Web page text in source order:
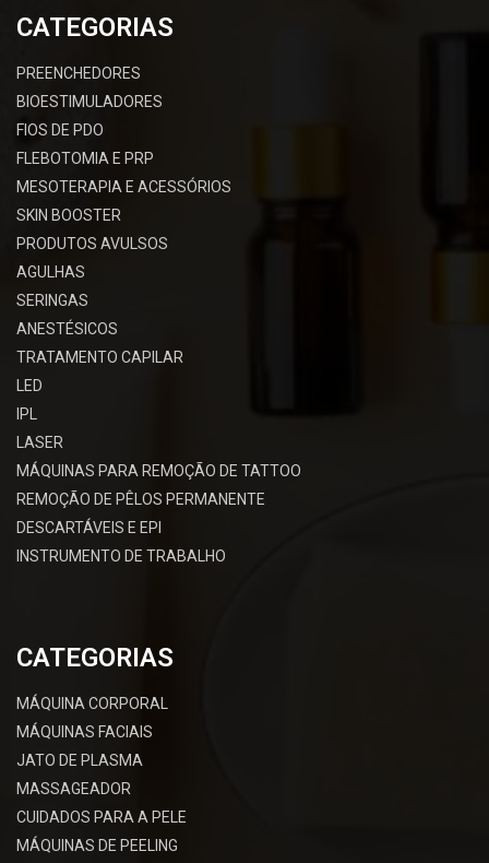
CATEGORIAS
PREENCHEDORES
BIOESTIMULADORES
FIOS DE PDO
FLEBOTOMIA E PRP
MESOTERAPIA E ACESSÓRIOS
SKIN BOOSTER
PRODUTOS AVULSOS
AGULHAS
SERINGAS
ANESTÉSICOS
TRATAMENTO CAPILAR
LED
IPL
LASER
MÁQUINAS PARA REMOÇÃO DE TATTOO
REMOÇÃO DE PÊLOS PERMANENTE
DESCARTÁVEIS E EPI
INSTRUMENTO DE TRABALHO
CATEGORIAS
MÁQUINA CORPORAL
MÁQUINAS FACIAIS
JATO DE PLASMA
MASSAGEADOR
CUIDADOS PARA A PELE
MÁQUINAS DE PEELING